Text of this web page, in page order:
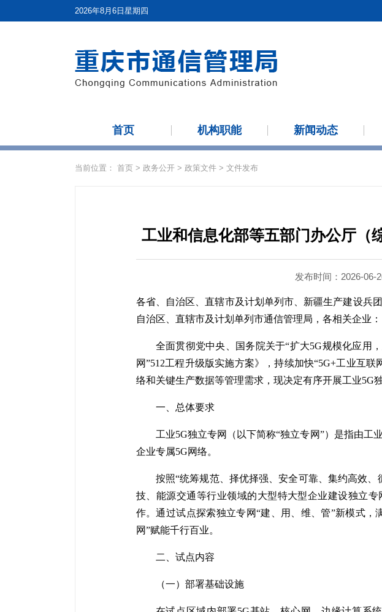
2026年8月6日星期四
首页 机构职能 新闻动态
当前位置： 首页 > 政务公开 > 政策文件 > 文件发布
工业和信息化部等五部门办公厅（
发布时间：2026-06-
各省、自治区、直辖市及计划单列市、新疆生产建设兵
自治区、直辖市及计划单列市通信管理局，各相关企业：
全面贯彻党中央、国务院关于“扩大5G规模化应用
网”512工程升级版实施方案》，持续加快“5G+工业互
络和关键生产数据等管理需求，现决定有序开展工业5G
一、总体要求
工业5G独立专网（以下简称“独立专网”）是指由
企业专属5G网络。
按照“统筹规范、择优择强、安全可靠、集约高效
技、能源交通等行业领域的大型特大型企业建设独立
作。通过试点探索独立专网“建、用、维、管”新模式
网”赋能千行百业。
二、试点内容
（一）部署基础设施